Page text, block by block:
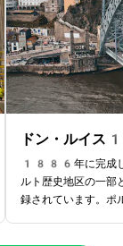
ドン・ルイス
1886年に完成し
ルト歴史地区の一部
録されています。ポ